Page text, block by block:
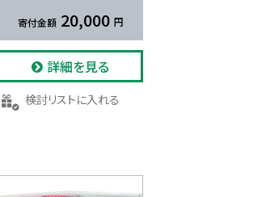
20,000
詳細を見る
検討リストに入れる